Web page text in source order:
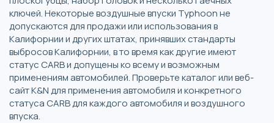
ключей. Некоторые воздушные впуски Typhoon не
допускаются для продажи или использования в
Калифорнии и других штатах, принявших стандарты
выбросов Калифорнии, в то время как другие имеют
статус CARB и допущены ко всему и возможным
применениям автомобилей. Проверьте каталог или веб-
сайт K&N для применения автомобиля и конкретного
статуса CARB для каждого автомобиля и воздушного
впуска.